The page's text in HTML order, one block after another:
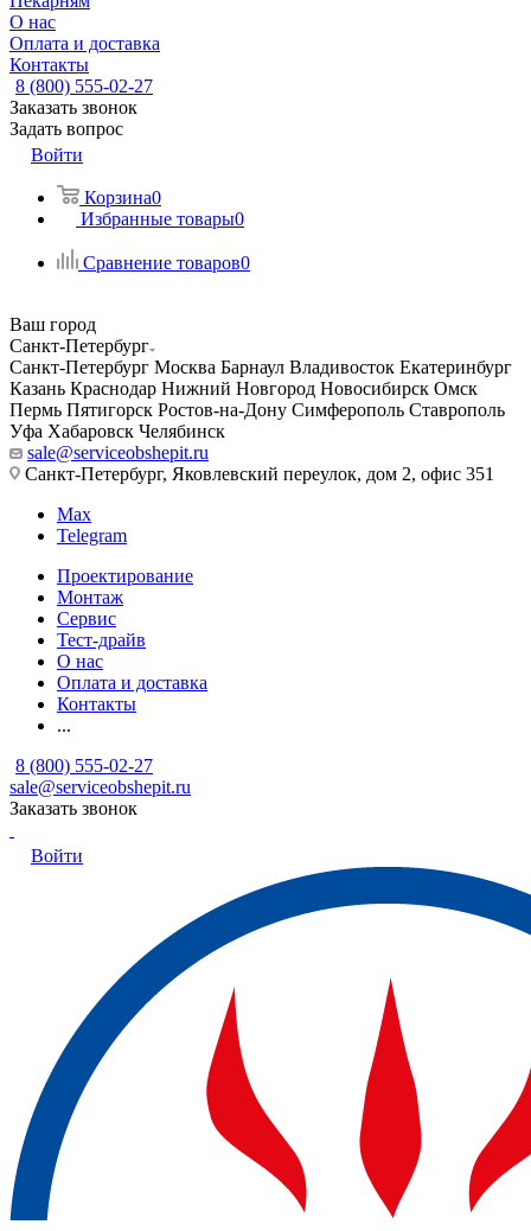
О нас
Оплата и доставка
Контакты
8 (800) 555-02-27
Заказать звонок
Задать вопрос
Войти
Корзина0
Избранные товары0
Сравнение товаров0
Ваш город
Санкт-Петербург
Санкт-Петербург Москва Барнаул Владивосток Екатеринбург
Казань Краснодар Нижний Новгород Новосибирск Омск
Пермь Пятигорск Ростов-на-Дону Симферополь Ставрополь
Уфа Хабаровск Челябинск
sale@serviceobshepit.ru
Санкт-Петербург, Яковлевский переулок, дом 2, офис 351
Max
Telegram
Проектирование
Монтаж
Сервис
Тест-драйв
О нас
Оплата и доставка
Контакты
...
8 (800) 555-02-27
sale@serviceobshepit.ru
Заказать звонок
Войти